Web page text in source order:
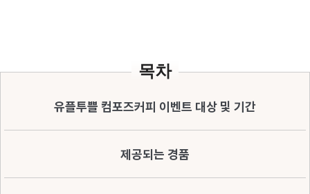
목차
유플투쁠 컴포즈커피 이벤트 대상 및 기간
제공되는 경품